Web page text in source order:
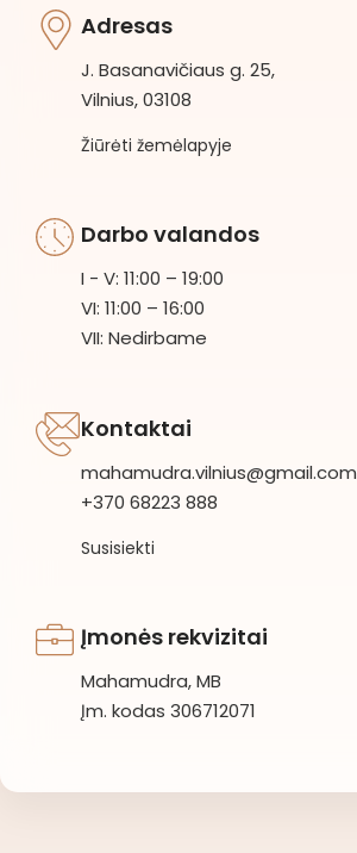
Adresas
J. Basanavičiaus g. 25,
Vilnius, 03108
Žiūrėti žemėlapyje
Darbo valandos
I - V: 11:00 – 19:00
VI: 11:00 – 16:00
VII: Nedirbame
Kontaktai
mahamudra.vilnius@gmail.com
+370 68223 888
Susisiekti
Įmonės rekvizitai
Mahamudra, MB
Įm. kodas 306712071